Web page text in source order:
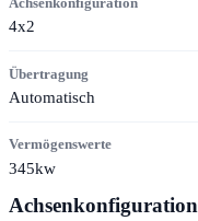
4x2
Übertragung
Automatisch
Vermögenswerte
345kw
Achsenkonfiguration